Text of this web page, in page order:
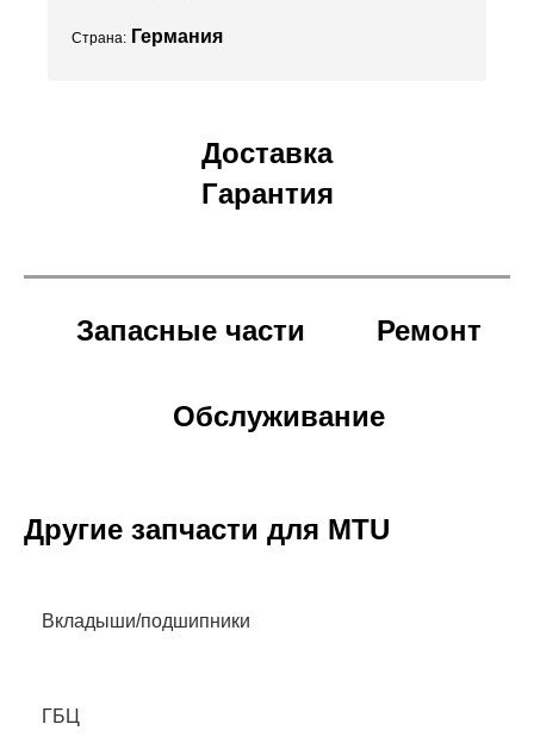
Страна: Германия
Доставка
Гарантия
Запасные части Ремонт
Обслуживание
Другие запчасти для MTU
Вкладыши/подшипники
ГБЦ